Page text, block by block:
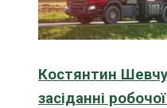
Костянтин
засіданні